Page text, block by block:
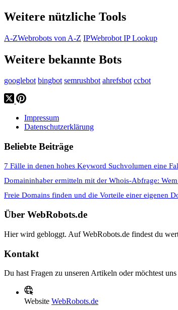
Weitere nützliche Tools
A-ZWebrobots von A-Z IPWebrobot IP Lookup
Weitere bekannte Bots
googlebot bingbot semrushbot ahrefsbot ccbot
Impressum
Datenschutzerklärung
Beliebte Beiträge
7 Fälle in denen hohes Keyword Suchvolumen eine
Domaininhaber ermitteln mit der Whois-Abfrage:
Freie Domains finden und die Vorteile einer eigenen
Über WebRobots.de
Hier wird gebloggt. Auf WebRobots.de findest du
Kontakt
Du hast Fragen zu unseren Artikeln oder möchtest
Website WebRobots.de